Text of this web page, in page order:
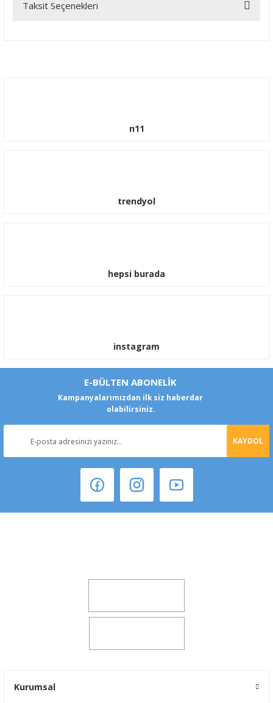
Bu ürüne ilk yorumu siz yapın!
Taksit Seçenekleri
n11
trendyol
hepsi burada
instagram
E-BÜLTEN ABONELİK
Kampanyalarımızdan ilk siz haberdar
olabilirsiniz.
KAYDOL
Kurumsal